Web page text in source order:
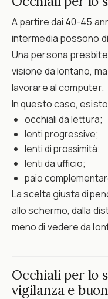
A partire dai 40-45
intermedia possono
Una persona
visione da lontano,
lavorare al computer.
In questo caso,
occhiali da lettura;
lenti progressive;
lenti di prossimità;
lenti da ufficio;
paio
La scelta giusta
allo schermo, dalla
meno di vedere da
Occhiali per lo
vigilanza e